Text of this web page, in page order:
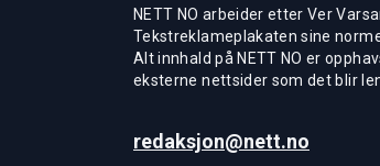
NETT NO arbeider etter Ver
Tekstreklameplakaten sine
Alt innhald på NETT NO er
eksterne nettsider som det blir
redaksjon@nett.no